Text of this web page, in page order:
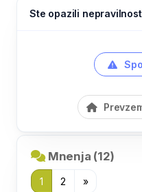
Ste opazili
Mnenja (12)
1 2 »